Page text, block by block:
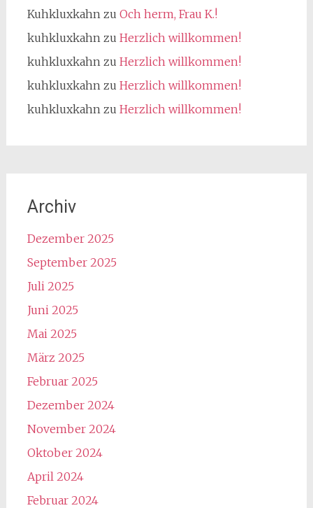
Kuhkluxkahnzu Och herm, Frau K.!
kuhkluxkahnzu Herzlich willkommen!
kuhkluxkahnzu Herzlich willkommen!
kuhkluxkahnzu Herzlich willkommen!
kuhkluxkahnzu Herzlich willkommen!
Archiv
Dezember 2025
September 2025
Juli 2025
Juni 2025
Mai 2025
März 2025
Februar 2025
Dezember 2024
November 2024
Oktober 2024
April 2024
Februar 2024